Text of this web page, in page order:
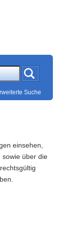
Suche
einsehen,
sowie über die